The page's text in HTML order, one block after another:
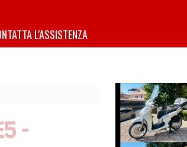
L'ASSISTENZA
-
HONDA SH
€ 3.790 €